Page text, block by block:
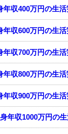
年収400万円の生
年収600万円の生
年収700万円の生
年収800万円の生
年収900万円の生
年収1000万円の